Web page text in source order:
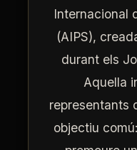
Internacional
(AIPS),
durant els
Aquella
representants
objectiu